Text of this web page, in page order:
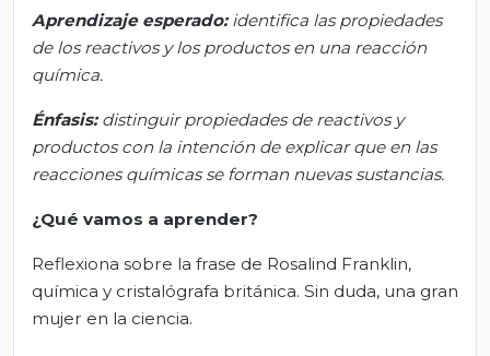
Aprendizaje esperado: identifica las propiedades
de los reactivos y los productos en una reacción
química.
Énfasis: distinguir propiedades de reactivos y
productos con la intención de explicar que en las
reacciones químicas se forman nuevas sustancias.
¿Qué vamos a aprender?
Reflexiona sobre la frase de Rosalind Franklin,
química y cristalógrafa británica. Sin duda, una gran
mujer en la ciencia.